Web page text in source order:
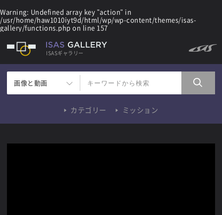
Warning: Undefined array key "action" in
/usr/home/haw1010iyt9d/html/wp/wp-content/themes/isas-
gallery/functions.php on line 157
ISASギャラリー
画像と動画
カテゴリー ミッション